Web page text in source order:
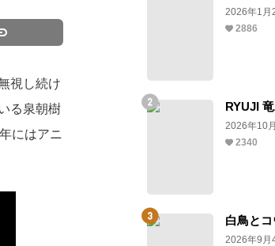
視し続け
る泉朝樹
にはアニ
2026年1月
2886
RYUJI
2026年10
2340
白鳥とコ
2026年9月